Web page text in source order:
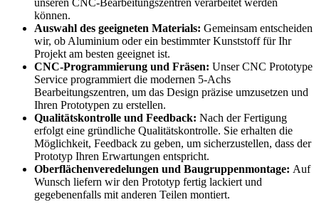
unseren CNC-Bearbeitungszentren verarbeitet werden
können.
Auswahl des geeigneten Materials: Gemeinsam entscheiden
wir, ob Aluminium oder ein bestimmter Kunststoff für Ihr
Projekt am besten geeignet ist.
CNC-Programmierung und Fräsen: Unser CNC Prototype
Service programmiert die modernen 5-Achs
Bearbeitungszentren, um das Design präzise umzusetzen und
Ihren Prototypen zu erstellen.
Qualitätskontrolle und Feedback: Nach der Fertigung
erfolgt eine gründliche Qualitätskontrolle. Sie erhalten die
Möglichkeit, Feedback zu geben, um sicherzustellen, dass der
Prototyp Ihren Erwartungen entspricht.
Oberflächenveredelungen und Baugruppenmontage: Auf
Wunsch liefern wir den Prototyp fertig lackiert und
gegebenenfalls mit anderen Teilen montiert.